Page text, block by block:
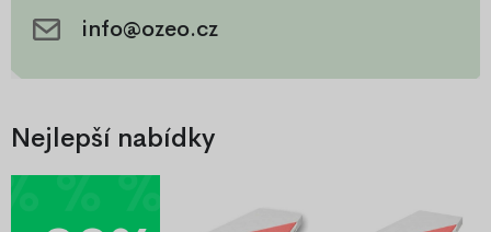
info@ozeo.cz
Nejlepší nabídky